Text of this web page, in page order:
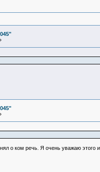
о ком речь. Я очень уважаю этого